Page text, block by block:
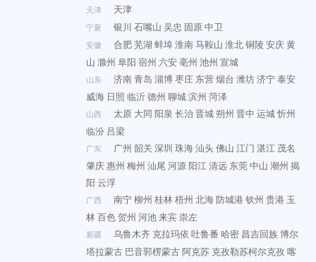
天津 天津
宁夏 银川 石嘴山 吴忠 固原中卫
安徽 合肥芜湖 蚌埠淮南马鞍山 淮北铜陵 安庆黄
山 滁州 阜阳 宿州 六安亳州 池州 宣城
山东 济南青岛 淄博枣庄 东营烟台 潍坊济宁泰安
威海 日照 临沂德州 聊城滨州 菏泽
山西 太原 大同 阳泉 长治晋城朔州 晋中 运城忻州
临汾 吕梁
广东 广州 韶关 深圳 珠海汕头佛山 江门 湛江 茂名
肇庆惠州 梅州 汕尾 河源阳江清远 东莞中山 潮州 揭
阳 云浮
广西 南宁柳州 桂林梧州 北海防城港钦州 贵港 玉
林百色贺州 河池来宾崇左
新疆 乌鲁木齐 克拉玛依 吐鲁番 哈密 昌吉回族博尔
塔拉蒙古 巴音郭楞蒙古阿克苏 克孜勒苏柯尔克孜喀